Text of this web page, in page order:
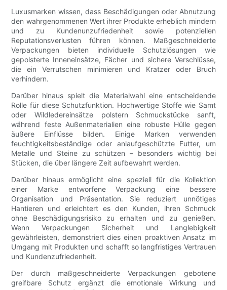
Luxusmarken wissen, dass Beschädigungen oder Abnutzung
den wahrgenommenen Wert ihrer Produkte erheblich mindern
und zu Kundenunzufriedenheit sowie potenziellen
Reputationsverlusten führen können. Maßgeschneiderte
Verpackungen bieten individuelle Schutzlösungen wie
gepolsterte Inneneinsätze, Fächer und sichere Verschlüsse,
die ein Verrutschen minimieren und Kratzer oder Bruch
verhindern.
Darüber hinaus spielt die Materialwahl eine entscheidende
Rolle für diese Schutzfunktion. Hochwertige Stoffe wie Samt
oder Wildledereinsätze polstern Schmuckstücke sanft,
während feste Außenmaterialien eine robuste Hülle gegen
äußere Einflüsse bilden. Einige Marken verwenden
feuchtigkeitsbeständige oder anlaufgeschützte Futter, um
Metalle und Steine ​​zu schützen – besonders wichtig bei
Stücken, die über längere Zeit aufbewahrt werden.
Darüber hinaus ermöglicht eine speziell für die Kollektion
einer Marke entworfene Verpackung eine bessere
Organisation und Präsentation. Sie reduziert unnötiges
Hantieren und erleichtert es den Kunden, ihren Schmuck
ohne Beschädigungsrisiko zu erhalten und zu genießen.
Wenn Verpackungen Sicherheit und Langlebigkeit
gewährleisten, demonstriert dies einen proaktiven Ansatz im
Umgang mit Produkten und schafft so langfristiges Vertrauen
und Kundenzufriedenheit.
Der durch maßgeschneiderte Verpackungen gebotene
greifbare Schutz ergänzt die emotionale Wirkung und